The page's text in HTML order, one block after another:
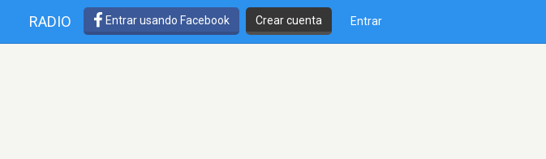
RADIO Entrar usando Facebook Crear cuenta Entrar